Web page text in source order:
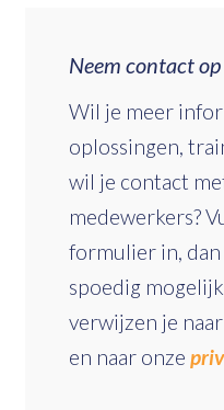
Neem contact op
Wil je meer
oplossingen,
wil je contact
medewerkers?
formulier in,
spoedig
verwijzen je
en naar onze